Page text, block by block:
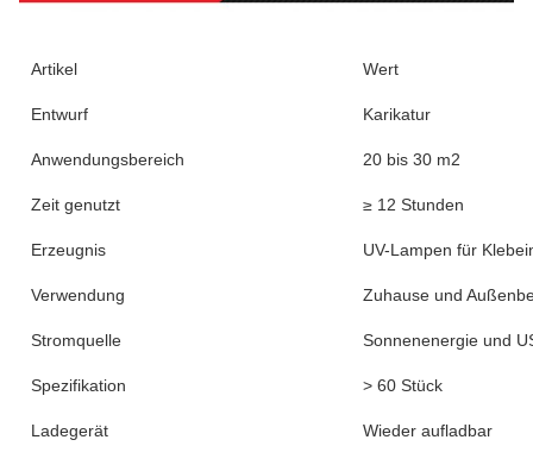
Artikel Wert
Entwurf Karikatur
Anwendungsbereich 20 bis 30 m2
Zeit genutzt ≥ 12 Stunden
Erzeugnis UV-Lampen für
Verwendung Zuhause und
Stromquelle Sonnenenergie und
Spezifikation > 60 Stück
Ladegerät Wieder aufladbar